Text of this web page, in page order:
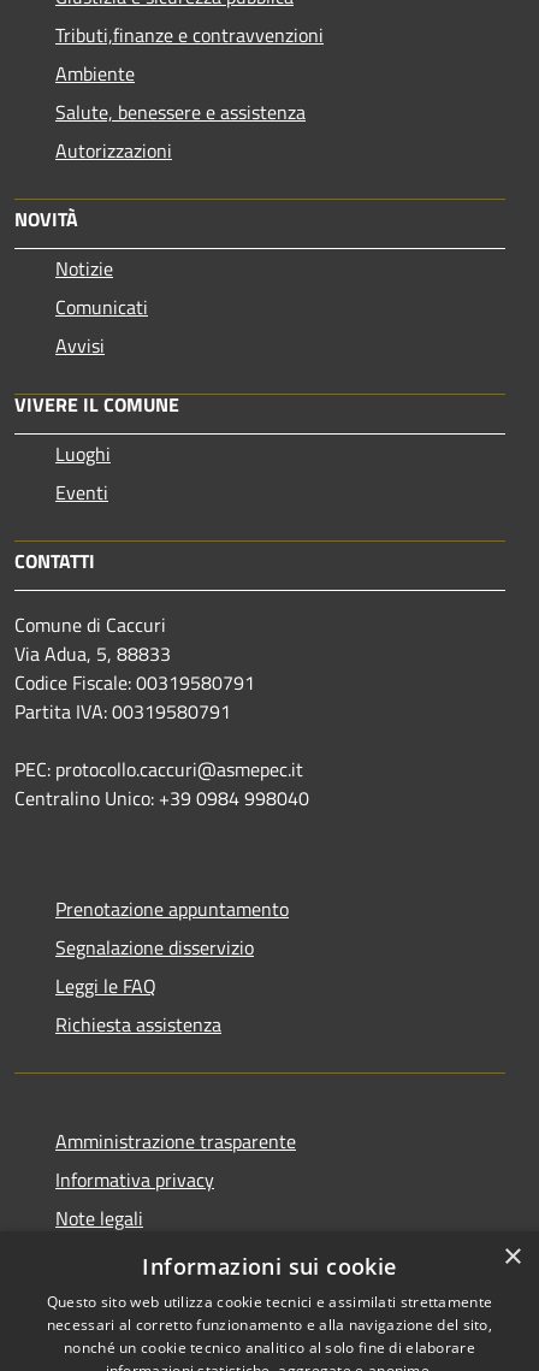
Tributi,finanze e contravvenzioni
Ambiente
Salute, benessere e assistenza
Autorizzazioni
NOVITÀ
Notizie
Comunicati
Avvisi
VIVERE IL COMUNE
Luoghi
Eventi
CONTATTI
Comune di Caccuri
Via Adua, 5, 88833
Codice Fiscale: 00319580791
Partita IVA: 00319580791
PEC: protocollo.caccuri@asmepec.it
Centralino Unico: +39 0984 998040
Prenotazione appuntamento
Segnalazione disservizio
Leggi le FAQ
Richiesta assistenza
Amministrazione trasparente
Informativa privacy
Note legali
Dichiarazione di accessibilità
×
Informazioni sui cookie
Questo sito web utilizza cookie tecnici e assimilati strettamente
necessari al corretto funzionamento e alla navigazione del sito,
nonché un cookie tecnico analitico al solo fine di elaborare